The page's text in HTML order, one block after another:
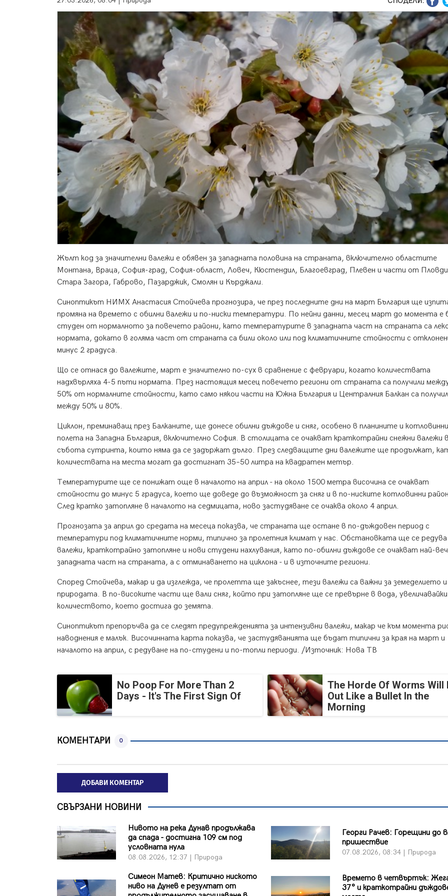
Жълт код за значителни валежи е обявен за западната половина на страната, включително областите
Монтана, Враца, София-град, София-област, Ловеч, Кюстендил, Благоевград, Плевен и части от
Стара Загора, Габрово, Пазарджик, Смолян и Кърджали.
Синоптикът НИМХ Анастасия Стойчева прогнозира, че през последните дни на март България ще
промяна на времето с обилни валежи и по-ниски температури. По нейни данни, месец март до момента е
студен от нормалното за повечето райони, като температурите в западната част на страната са
нормата, докато в голяма част от страната са били около или под климатичните стойности с
минус 2 градуса.
Що се отнася до валежите, март е значително по-сух в сравнение с февруари, когато количествата
надхвърляха 4-5 пъти нормата. През настоящия месец повечето региони от страната са получили
50% от нормалните стойности, като само някои части на Южна България и Централния Балкан са
между 50% и 80%.
Циклон, преминаващ през Балканите, ще донесе обилни дъждове и сняг, особено в планините и
полета на Западна България, включително София. В столицата се очакват краткотрайни снежни валежи в
събота сутринта, които няма да се задържат дълго. През следващите дни валежите ще продължат,
количествата на места могат да достигнат 35–50 литра на квадратен метър.
Температурите ще се понижат още в началото на април - на около 1500 метра височина се очакват
стойности до минус 5 градуса, което ще доведе до възможност за сняг и в по-ниските котловинни
След кратко затопляне в началото на седмицата, ново застудяване се очаква около 4 април.
Прогнозата за април до средата на месеца показва, че страната ще остане в по-дъждовен период с
температури под климатичните норми, типично за пролетния климат у нас. Обстановката ще се
валежи, краткотрайно затопляне и нови студени нахлувания, като по-обилни дъждове се очакват най-
западната част на страната, а с отминаването на циклона - и в източните региони.
Според Стойчева, макар и да изглежда, че пролетта ще закъснее, тези валежи са важни за земеделието и
природата. В по-високите части ще вали сняг, който при затопляне ще се превърне в вода, увеличавайки
количеството, което достига до земята.
Синоптикът препоръчва да се следят предупрежденията за интензивни валежи, макар че към момента
наводнения е малък. Височинната карта показва, че застудяванията ще бъдат типични за края на март и
началото на април, с редуване на по-студени и по-топли периоди. /Източник: Нова ТВ
No Poop For More Than 2
Days - It's The First Sign Of
The Horde Of Worms Will
Out Like a Bullet In the
Morning
КОМЕНТАРИ 0
ДОБАВИ КОМЕНТАР
СВЪРЗАНИ НОВИНИ
Нивото на река Дунав продължава
да спада - достигна 109 см под
условната нула
08.08.2026, 12:37 | Природа
Георги Рачев: Горещини до
пришествие
07.08.2026, 08:34 | Природа
Симеон Матев: Критично ниското
ниво на Дунев е резултат от
Времето в четвъртък:
37° и краткотрайни